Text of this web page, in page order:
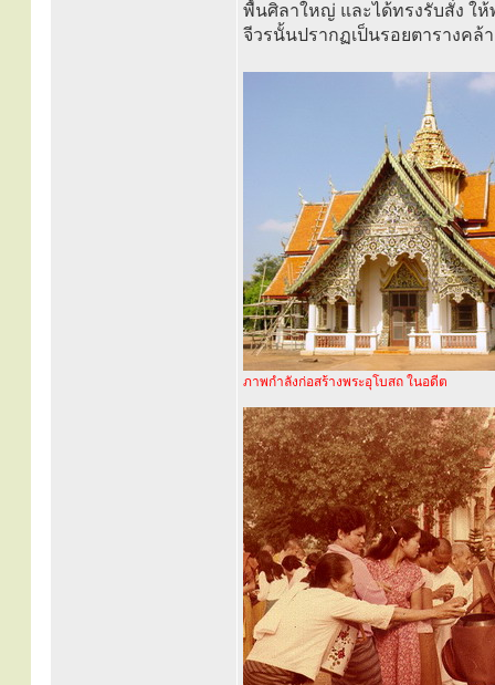
พื้นศิลาใหญ่ และได้ทรงรับสั่ง ใ
จีวรนั้นปรากฏเป็นรอยตารางคล้
ภาพกำลังก่อสร้างพระอุโบสถ ในอดีต